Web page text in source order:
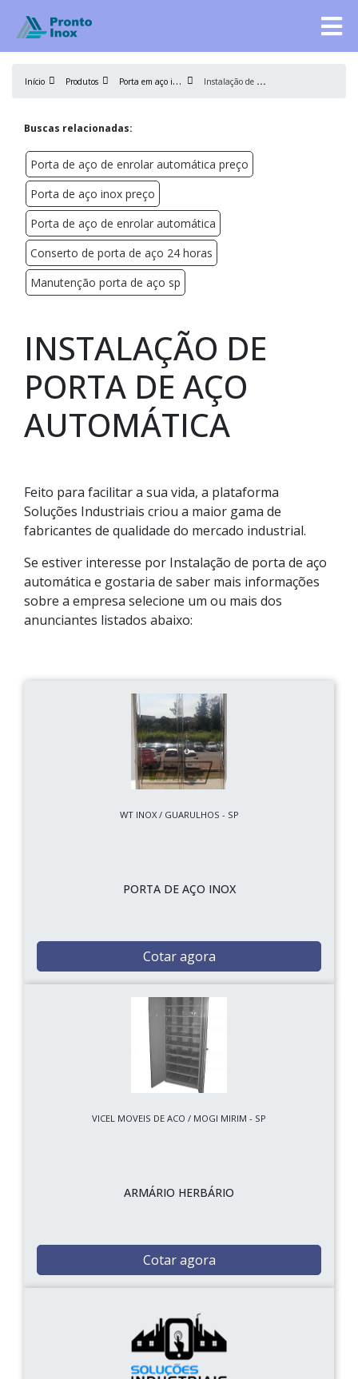
Início Produtos P
orta em aço inox I
nstalação de porta de aço automática
Buscas relacionadas:
Porta de aço de enrolar automática preço
Porta de aço inox preço
Porta de aço de enrolar automática
Conserto de porta de aço 24 horas
Manutenção porta de aço sp
INSTALAÇÃO DE
PORTA DE AÇO
AUTOMÁTICA
Feito para facilitar a sua vida, a plataforma
Soluções Industriais criou a maior gama de
fabricantes de qualidade do mercado industrial.
Se estiver interesse por Instalação de porta de aço
automática e gostaria de saber mais informações
sobre a empresa selecione um ou mais dos
anunciantes listados abaixo:
WT INOX / GUARULHOS - SP
PORTA DE AÇO INOX
Cotar agora
VICEL MOVEIS DE ACO / MOGI MIRIM - SP
ARMÁRIO HERBÁRIO
Cotar agora